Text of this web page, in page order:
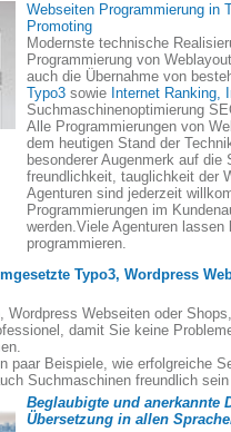
Webseiten Programmierung in
Promoting
Modernste technische
Programmierung von
auch die Übernahme von
Typo3 sowie Internet Ranking,
Suchmaschinenoptimierung
Alle Programmierungen von
dem heutigen Stand der
besonderer Augenmerk auf die
freundlichkeit, tauglichkeit der
Agenturen sind jederzeit
Programmierungen im
werden.Viele Agenturen lassen
programmieren.
Typo3, Wordpress
Wordpress Webseiten oder
damit Sie keine
paar Beispiele, wie erfolgreiche
Suchmaschinen freundlich
Beglaubigte und anerkannte
Übersetzung in allen